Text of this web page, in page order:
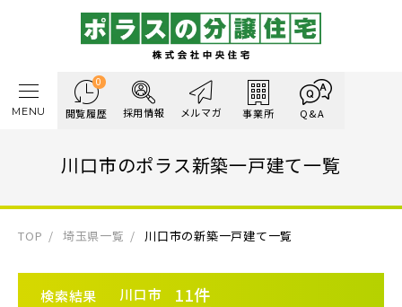
0
閲覧履歴 採用情報 メルマガ 事業所 Q&A
MENU
川口市のポラス新築一戸建て一覧
TOP 埼玉県一覧 川口市の新築一戸建て一覧
検索結果 川口市 11件